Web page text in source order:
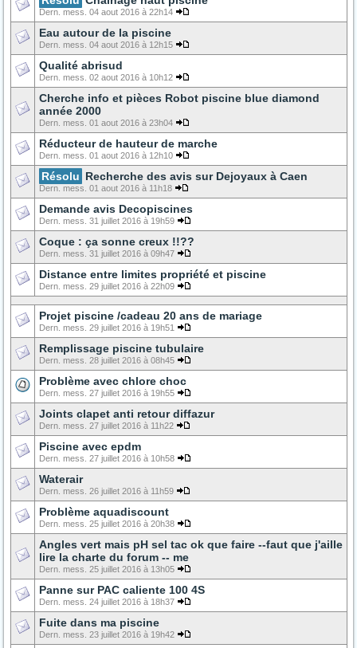
Dern. mess. 04 aout 2016 à 22h14
Eau autour de la piscine
Dern. mess. 04 aout 2016 à 12h15
Qualité abrisud
Dern. mess. 02 aout 2016 à 10h12
Cherche info et pièces Robot piscine blue diamond
année 2000
Dern. mess. 01 aout 2016 à 23h04
Réducteur de hauteur de marche
Dern. mess. 01 aout 2016 à 12h10
Résolu Recherche des avis sur Dejoyaux à Caen
Dern. mess. 01 aout 2016 à 11h18
Demande avis Decopiscines
Dern. mess. 31 juillet 2016 à 19h59
Coque : ça sonne creux !!??
Dern. mess. 31 juillet 2016 à 09h47
Distance entre limites propriété et piscine
Dern. mess. 29 juillet 2016 à 22h09
Projet piscine /cadeau 20 ans de mariage
Dern. mess. 29 juillet 2016 à 19h51
Remplissage piscine tubulaire
Dern. mess. 28 juillet 2016 à 08h45
Problème avec chlore choc
Dern. mess. 27 juillet 2016 à 19h55
Joints clapet anti retour diffazur
Dern. mess. 27 juillet 2016 à 11h22
Piscine avec epdm
Dern. mess. 27 juillet 2016 à 10h58
Waterair
Dern. mess. 26 juillet 2016 à 11h59
Problème aquadiscount
Dern. mess. 25 juillet 2016 à 20h38
Angles vert mais pH sel tac ok que faire --faut que j'aille
lire la charte du forum -- me
Dern. mess. 25 juillet 2016 à 13h05
Panne sur PAC caliente 100 4S
Dern. mess. 24 juillet 2016 à 18h37
Fuite dans ma piscine
Dern. mess. 23 juillet 2016 à 19h42